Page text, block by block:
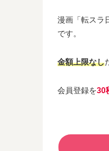
漫画「転スラ
です。
金額上限なし
会員登録を30